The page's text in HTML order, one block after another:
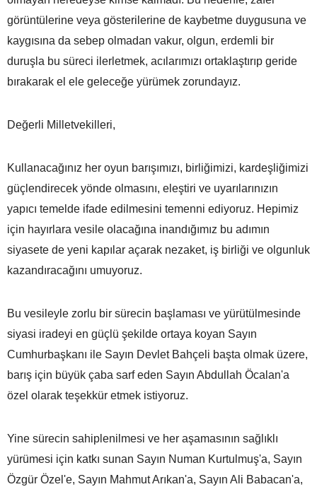
görüntülerine veya gösterilerine de kaybetme duygusuna ve
kaygısına da sebep olmadan vakur, olgun, erdemli bir
duruşla bu süreci ilerletmek, acılarımızı ortaklaştırıp geride
bırakarak el ele geleceğe yürümek zorundayız.
Değerli Milletvekilleri,
Kullanacağınız her oyun barışımızı, birliğimizi, kardeşliğimizi
güçlendirecek yönde olmasını, eleştiri ve uyarılarınızın
yapıcı temelde ifade edilmesini temenni ediyoruz. Hepimiz
için hayırlara vesile olacağına inandığımız bu adımın
siyasete de yeni kapılar açarak nezaket, iş birliği ve olgunluk
kazandıracağını umuyoruz.
Bu vesileyle zorlu bir sürecin başlaması ve yürütülmesinde
siyasi iradeyi en güçlü şekilde ortaya koyan Sayın
Cumhurbaşkanı ile Sayın Devlet Bahçeli başta olmak üzere,
barış için büyük çaba sarf eden Sayın Abdullah Öcalan'a
özel olarak teşekkür etmek istiyoruz.
Yine sürecin sahiplenilmesi ve her aşamasının sağlıklı
yürümesi için katkı sunan Sayın Numan Kurtulmuş'a, Sayın
Özgür Özel'e, Sayın Mahmut Arıkan'a, Sayın Ali Babacan'a,